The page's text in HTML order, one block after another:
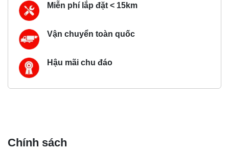
Miễn phí lắp đặt < 15km
Vận chuyển toàn quốc
Hậu mãi chu đáo
Chính sách